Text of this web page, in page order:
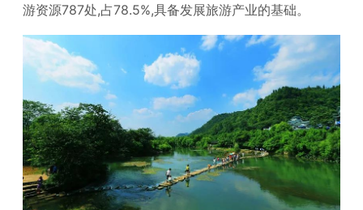
游资源787处,占78.5%,具备发展旅游产业的基础。